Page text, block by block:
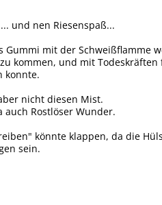
und nen Riesenspaß...
Gummi mit der Schweißflamme
kommen, und mit
konnte.
nicht diesen Mist.
auch Rostlöser Wunder.
könnte klappen, da die
sein.